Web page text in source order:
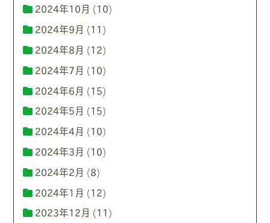
2024年10月 (10)
2024年9月 (11)
2024年8月 (12)
2024年7月 (10)
2024年6月 (15)
2024年5月 (15)
2024年4月 (10)
2024年3月 (10)
2024年2月 (8)
2024年1月 (12)
2023年12月 (11)